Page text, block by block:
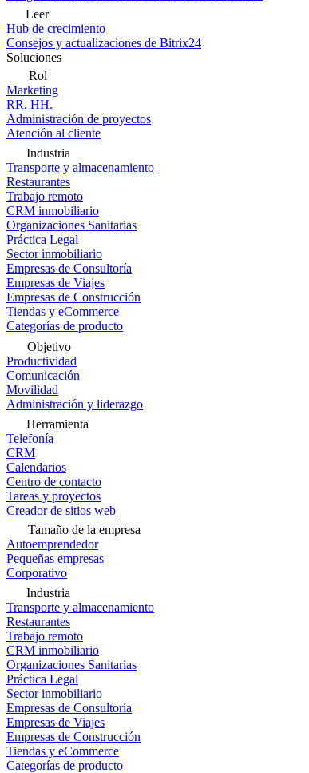
Leer
Hub de crecimiento
Consejos y actualizaciones de Bitrix24
Soluciones
Rol
Marketing
RR. HH.
Administración de proyectos
Atención al cliente
Industria
Transporte y almacenamiento
Restaurantes
Trabajo remoto
CRM inmobiliario
Organizaciones Sanitarias
Práctica Legal
Sector inmobiliario
Empresas de Consultoría
Empresas de Viajes
Empresas de Construcción
Tiendas y eCommerce
Categorías de producto
Objetivo
Productividad
Comunicación
Movilidad
Administración y liderazgo
Herramienta
Telefonía
CRM
Calendarios
Centro de contacto
Tareas y proyectos
Creador de sitios web
Tamaño de la empresa
Autoemprendedor
Pequeñas empresas
Corporativo
Industria
Transporte y almacenamiento
Restaurantes
Trabajo remoto
CRM inmobiliario
Organizaciones Sanitarias
Práctica Legal
Sector inmobiliario
Empresas de Consultoría
Empresas de Viajes
Empresas de Construcción
Tiendas y eCommerce
Categorías de producto